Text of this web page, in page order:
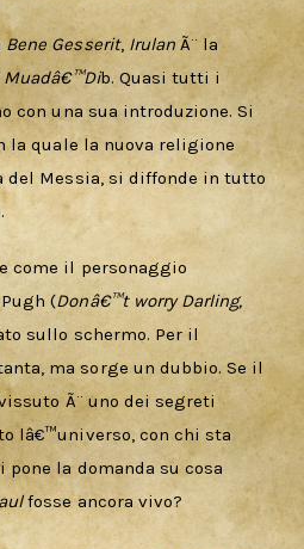
Bene Gesserit, Irulan Ã¨ la
Muadâ€™Dib. Quasi tutti i
con una sua introduzione. Si
la quale la nuova religione
del Messia, si diffonde in tutto
come il personaggio
(Donâ€™t worry Darling,
sullo schermo. Per il
ma sorge un dubbio. Se il
Ã¨ uno dei segreti
lâ€™universo, con chi sta
pone la domanda su cosa
fosse ancora vivo?